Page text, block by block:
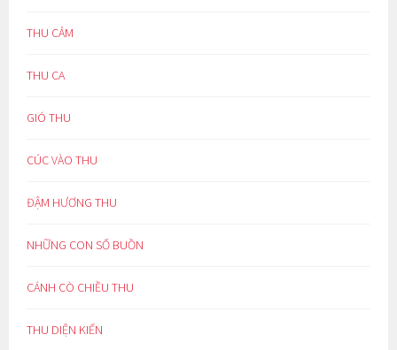
THU CẢM
THU CA
GIÓ THU
CÚC VÀO THU
ĐẬM HƯƠNG THU
NHỮNG CON SỐ BUỒN
CÁNH CÒ CHIỀU THU
THU DIỆN KIẾN